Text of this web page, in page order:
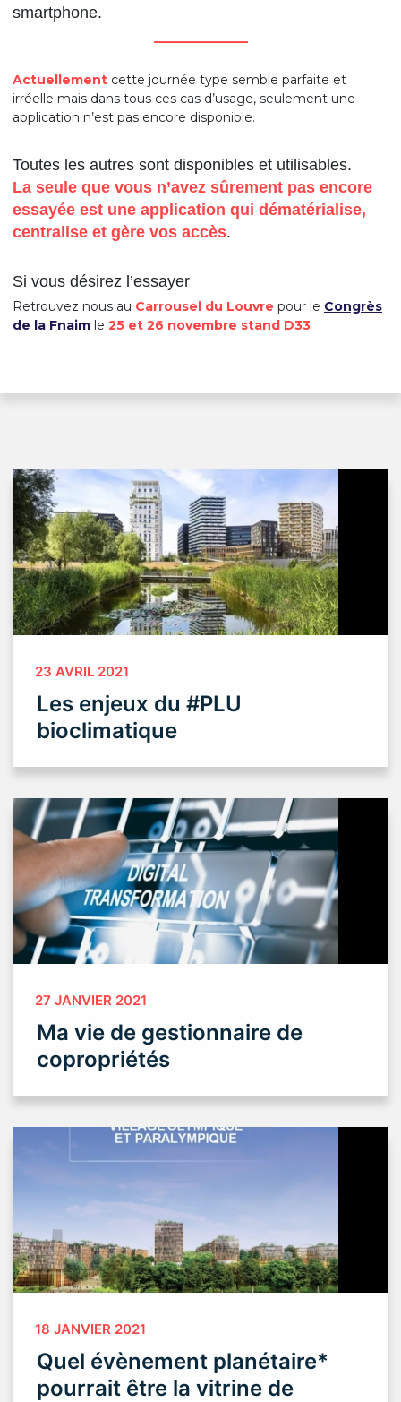
smartphone.
_______________
Actuellement cette journée type semble parfaite et
irréelle mais dans tous ces cas d’usage, seulement une
application n’est pas encore disponible.
Toutes les autres sont disponibles et utilisables.
La seule que vous n’avez sûrement pas encore
essayée est une application qui dématérialise,
centralise et gère vos accès.
Si vous désirez l’essayer
Retrouvez nous au Carrousel du Louvre pour le Congrès
de la Fnaim le 25 et 26 novembre stand D33
23 AVRIL 2021
Les enjeux du #PLU
bioclimatique
27 JANVIER 2021
Ma vie de gestionnaire de
copropriétés
18 JANVIER 2021
Quel évènement planétaire*
pourrait être la vitrine de